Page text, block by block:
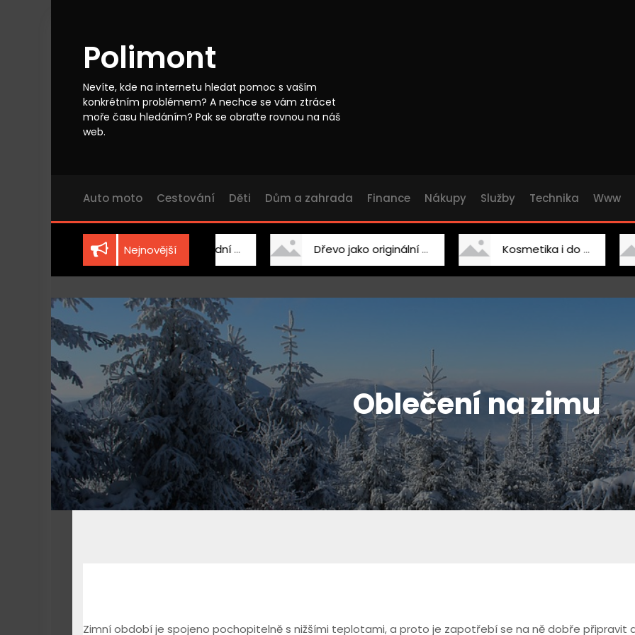
Polimont
Nevíte, kde na internetu hledat pomoc s vaším
konkrétním problémem? A nechce se vám ztrácet
moře času hledáním? Pak se obraťte rovnou na náš
web.
Auto moto Cestování Děti Dům a zahrada Finance Nákupy Služby Technika Www
Nejnovější
Vhodně zvolená zahradní technika Dřevo jako originální doplněk Kosmetika i do salonu
Oblečení na zimu
Zimní období je spojeno pochopitelně s nižšími teplotami, a proto je zapotřebí se na ně dobře připravit